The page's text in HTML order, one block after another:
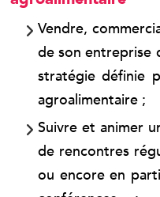
Vendre,
de son entreprise
stratégie définie
agroalimentaire ;
Suivre et animer
de rencontres
ou encore en